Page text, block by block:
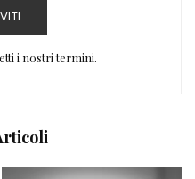
i nostri termini.